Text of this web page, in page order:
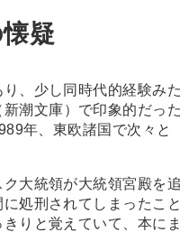
疑
、少し同時代的経験み
新潮文庫）で印象的だっ
年、東欧諸国で次々と
大統領が大統領宮殿を
処刑されてしまったこ
りと覚えていて、本に